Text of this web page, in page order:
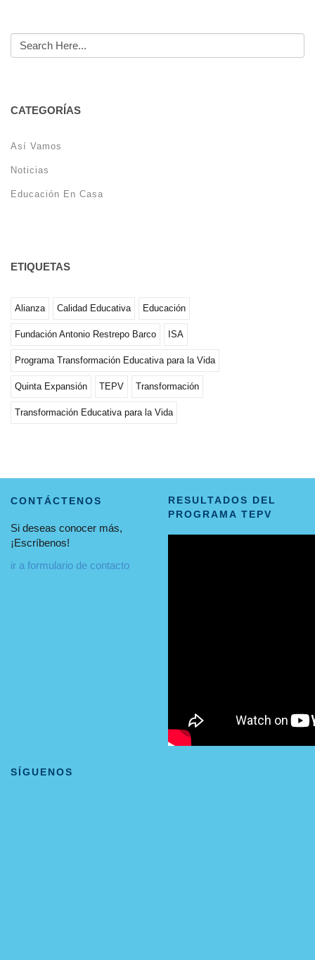
CATEGORÍAS
Así Vamos
Noticias
Educación En Casa
ETIQUETAS
Alianza Calidad Educativa Educación
Fundación Antonio Restrepo Barco ISA
Programa Transformación Educativa para la Vida
Quinta Expansión TEPV Transformación
Transformación Educativa para la Vida
CONTÁCTENOS
Si deseas conocer más,
¡Escríbenos!
ir a formulario de contacto
RESULTADOS DEL
PROGRAMA TEPV
SÍGUENOS